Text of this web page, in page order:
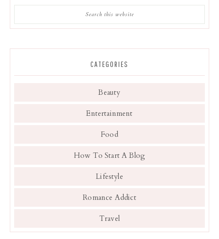
CATEGORIES
Beauty
Entertainment
Food
How To Start A Blog
Lifestyle
Romance Addict
Travel